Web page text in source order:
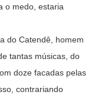
o medo, estaria
do Catendê, homem
tantas músicas, do
doze facadas pelas
contrariando